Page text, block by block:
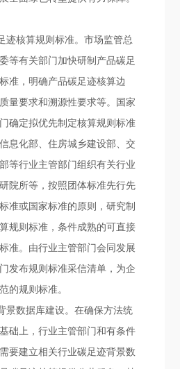
迹核算规则标准。市场监管总
等有关部门加快研制产品碳足
准，明确产品碳足迹核算边
量要求和溯源性要求等。国家
确定拟优先制定核算规则标准
息化部、住房城乡建设部、交
等行业主管部门组织有关行业
院所等，按照团体标准先行先
准或国家标准的原则，研究制
规则标准，条件成熟的可直接
准。由行业主管部门会同发展
发布规则标准采信清单，为企
的规则标准。
景数据库建设。在确保方法统
础上，行业主管部门和有条件
要建立相关行业碳足迹背景数